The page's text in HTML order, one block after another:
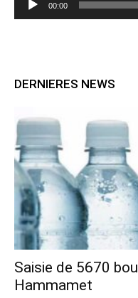
00:00
DERNIERES NEWS
Saisie de 5670
Hammamet